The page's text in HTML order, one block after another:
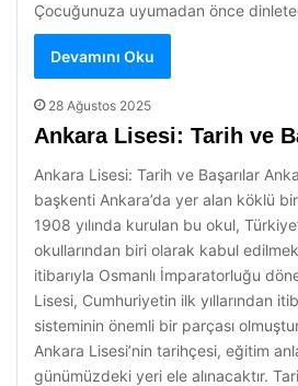
Çocuğunuza uyumadan önce
Devamını Oku
28 Ağustos 2025
Ankara Lisesi: Tarih ve
Ankara Lisesi: Tarih ve Başarılar
başkenti Ankara’da yer alan köklü
1908 yılında kurulan bu okul,
okullarından biri olarak kabul
itibarıyla Osmanlı İmparatorluğu
Lisesi, Cumhuriyetin ilk yıllarından
sisteminin önemli bir parçası
Ankara Lisesi’nin tarihçesi, eğitim
günümüzdeki yeri ele alınacaktır.